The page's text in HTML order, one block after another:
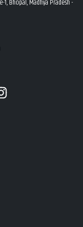
1, Bhopal, Madhya Pradesh -